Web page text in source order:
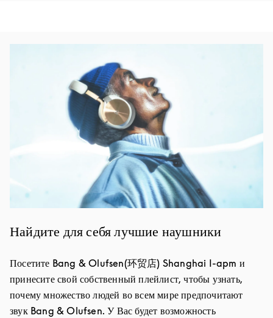
Найдите для себя лучшие наушники
Посетите Bang & Olufsen(环贸店) Shanghai I-apm и
принесите свой собственный плейлист, чтобы узнать,
почему множество людей во всем мире предпочитают
звук Bang & Olufsen. У Вас будет возможность